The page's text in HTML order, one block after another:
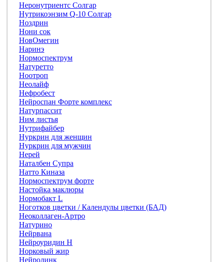
Неронутриентс Солгар
Нутрикоэнзим Q-10 Солгар
Ноздрин
Нони сок
НовОмегин
Наринэ
Нормоспектрум
Натуретто
Ноотроп
Неолайф
Нефробест
Нейроспан Форте комплекс
Натурпассит
Ним листья
Нутрифайбер
Нуркрин для женщин
Нуркрин для мужчин
Нерей
Наталбен Супра
Натто Киназа
Нормоспектрум форте
Настойка маклюры
Нормобакт L
Ноготков цветки / Календулы цветки (БАД)
Неоколлаген-Артро
Натурино
Нейрвана
Нейроуридин Н
Норковый жир
Нейролинк